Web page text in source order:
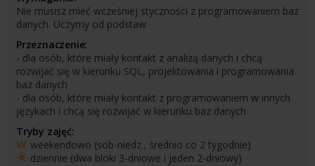
Nie musisz mieć wcześniej styczności z programowaniem baz
danych. Uczymy od podstaw
Przeznaczenie:
- dla osób, które miały kontakt z analizą danych i chcą
rozwijać się w kierunku SQL, projektowania i programowania
baz danych
- dla osób, które miały kontakt z programowaniem w innych
językach i chcą się rozwijać w kierunku baz danych
Tryby zajęć:
weekendowo (sob-niedz., średnio co 2 tygodnie)
dziennie (dwa bloki 3-dniowe i jeden 2-dniowy)